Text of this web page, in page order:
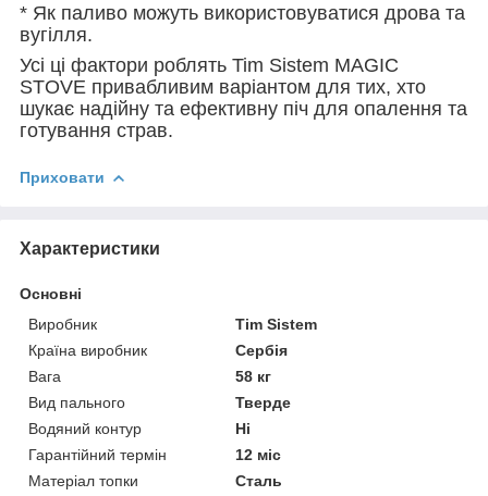
* Як паливо можуть використовуватися дрова та
вугілля.
Усі ці фактори роблять Tim Sistem MAGIC
STOVE привабливим варіантом для тих, хто
шукає надійну та ефективну піч для опалення та
готування страв.
Приховати
Характеристики
Основні
Виробник
Tim Sistem
Країна виробник
Сербія
Вага
58 кг
Вид пального
Тверде
Водяний контур
Ні
Гарантійний термін
12 міс
Матеріал топки
Сталь